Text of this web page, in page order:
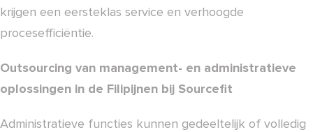
krijgen een eersteklas service en verhoogde
procesefficiëntie.
Outsourcing van management- en administratieve
oplossingen in de Filipijnen bij Sourcefit
Administratieve functies kunnen gedeeltelijk of volledig